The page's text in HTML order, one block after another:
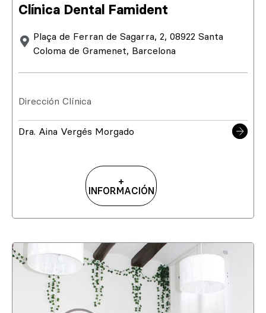
Clínica Dental Famident
Plaça de Ferran de Sagarra, 2, 08922 Santa
Coloma de Gramenet, Barcelona
Dirección Clínica
Dra. Aina Vergés Morgado
+
INFORMACIÓN